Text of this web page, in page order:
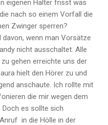
eigenen Halter frisst was
nach so einem Vorfall die
Zwinger sperren?
davon, wenn man Vorsätze
nicht ausschaltet. Alle
gehen erreichte uns der
hielt den Hörer zu und
anschaute. Ich rollte mit
die mir wegen dem
es sollte sich
in die Hölle in der